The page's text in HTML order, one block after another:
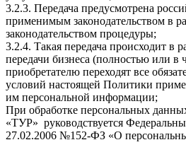
3.2.3. Передача предусмотрена
применимым законодательством в
законодательством процедуры;
3.2.4. Такая передача происходит в
передачи бизнеса (полностью или в
приобретателю переходят все
условий настоящей Политики
им персональной информации;
При обработке персональных
«ТУР» руководствуется
27.02.2006 №152-ФЗ «О